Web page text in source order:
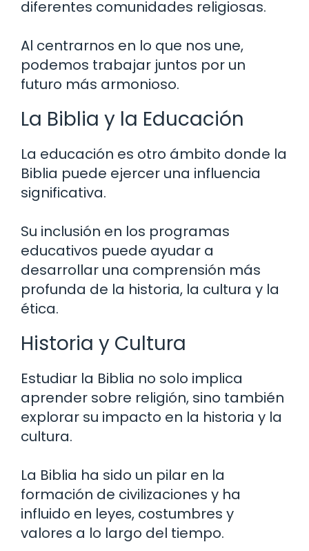
diferentes comunidades religiosas.
Al centrarnos en lo que nos une,
podemos trabajar juntos por un
futuro más armonioso.
La Biblia y la Educación
La educación es otro ámbito donde la
Biblia puede ejercer una influencia
significativa.
Su inclusión en los programas
educativos puede ayudar a
desarrollar una comprensión más
profunda de la historia, la cultura y la
ética.
Historia y Cultura
Estudiar la Biblia no solo implica
aprender sobre religión, sino también
explorar su impacto en la historia y la
cultura.
La Biblia ha sido un pilar en la
formación de civilizaciones y ha
influido en leyes, costumbres y
valores a lo largo del tiempo.